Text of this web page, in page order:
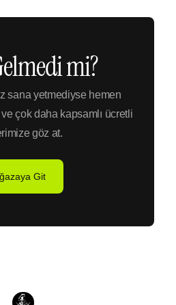
mi?
sana yetmediyse hemen
ve çok daha kapsamlı ücretli
göz at.
Git